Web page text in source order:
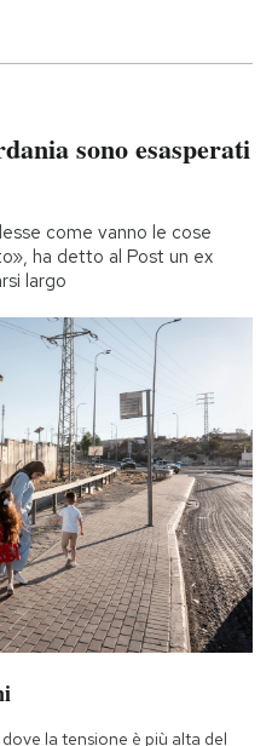
sono esasperati
come vanno le cose
ha detto al Post un ex
largo
la tensione è più alta del